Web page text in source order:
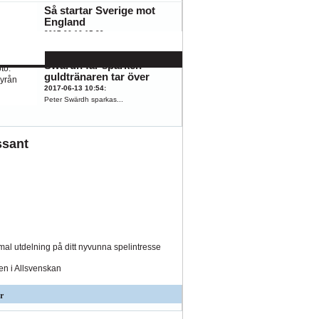
Så startar Sverige mot
England
2017-06-16 15:29
Swärdh får sparken –
guldtränaren tar över
2017-06-13 10:54:
Peter Swärdh sparkas...
utdelning på ditt nyvunna spelintresse
i Allsvenskan